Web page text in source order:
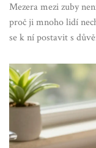
Mezera mezi zuby
proč ji mnoho lidí
se k ní postavit s